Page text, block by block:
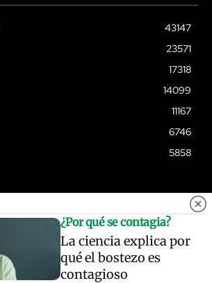
43147
23571
17318
14099
11167
6746
5858
© Quixoteus¿Por qué se contagia?
La ciencia explica por
qué el bostezo es
contagioso